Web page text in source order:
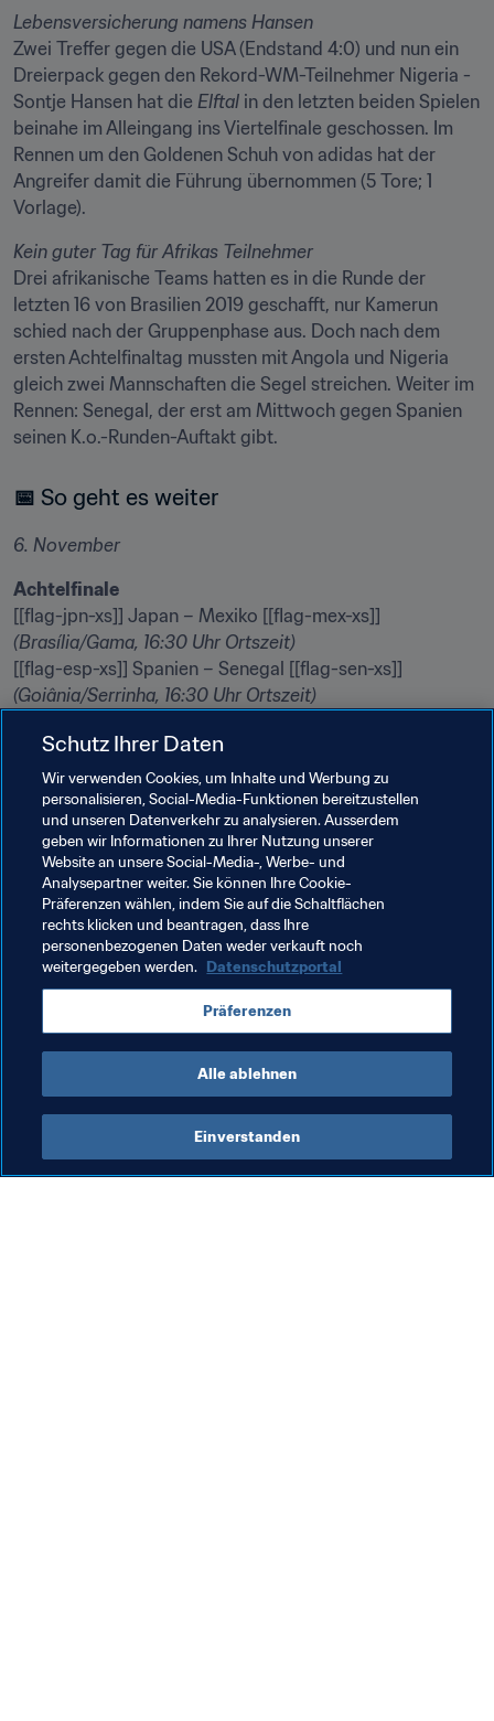
Lebensversicherung namens Hansen
Zwei Treffer gegen die USA (Endstand 4:0) und nun ein
Dreierpack gegen den Rekord-WM-Teilnehmer Nigeria -
Sontje Hansen hat die Elftal in den letzten beiden Spielen
beinahe im Alleingang ins Viertelfinale geschossen. Im
Rennen um den Goldenen Schuh von adidas hat der
Angreifer damit die Führung übernommen (5 Tore; 1
Vorlage).
Kein guter Tag für Afrikas Teilnehmer
Drei afrikanische Teams hatten es in die Runde der
letzten 16 von Brasilien 2019 geschafft, nur Kamerun
schied nach der Gruppenphase aus. Doch nach dem
ersten Achtelfinaltag mussten mit Angola und Nigeria
gleich zwei Mannschaften die Segel streichen. Weiter im
Rennen: Senegal, der erst am Mittwoch gegen Spanien
seinen K.o.-Runden-Auftakt gibt.
📅 So geht es weiter
6. November
Achtelfinale
(Brasília/Gama, 16:30 Uhr Ortszeit)
(Goiânia/Serrinha, 16:30 Uhr Ortszeit)
(Brasília/Gama, 20:00 Uhr Ortszeit)
(Goiânia/Serrinha, 20:00 Uhr Ortszeit)
Brasilien 2019 verfolgen
Twitter | Facebook | Instagram
Verwandte Themen
FIFA U-17-Weltmeisterschaft Brasilien 2019™
Schutz Ihrer Daten
Wir verwenden Cookies, um Inhalte und Werbung zu
personalisieren, Social-Media-Funktionen bereitzustellen
und unseren Datenverkehr zu analysieren. Ausserdem
geben wir Informationen zu Ihrer Nutzung unserer
Website an unsere Social-Media-, Werbe- und
Analysepartner weiter. Sie können Ihre Cookie-
Präferenzen wählen, indem Sie auf die Schaltflächen
rechts klicken und beantragen, dass Ihre
personenbezogenen Daten weder verkauft noch
weitergegeben werden. Datenschutzportal
Präferenzen
Alle ablehnen
Einverstanden